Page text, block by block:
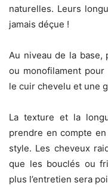
naturelles. Leurs
jamais déçue !
Au niveau de la base,
ou monofilament
le cuir chevelu et une
La texture et la
prendre en compte
style. Les cheveux
que les bouclés ou
plus l’entretien sera